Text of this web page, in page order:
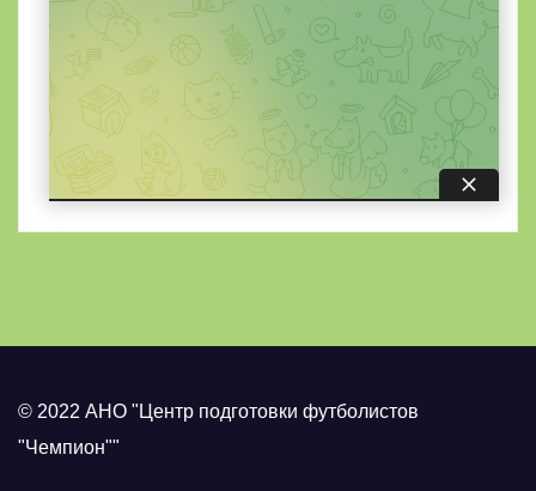
© 2022 АНО "Центр подготовки футболистов
"Чемпион""